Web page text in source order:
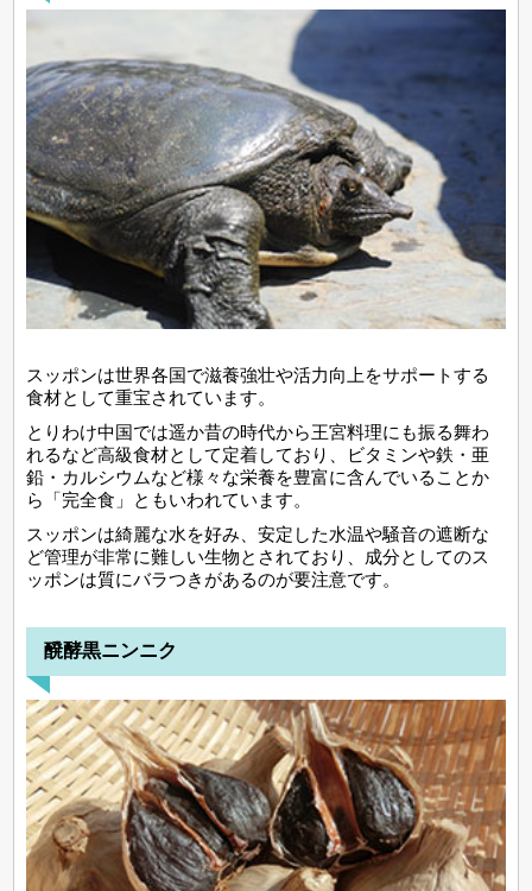
スッポンは世界各国で滋養強壮や活力向上をサポートする
食材として重宝されています。
とりわけ中国では遥か昔の時代から王宮料理にも振る舞わ
れるなど高級食材として定着しており、ビタミンや鉄・亜
鉛・カルシウムなど様々な栄養を豊富に含んでいることか
ら「完全食」ともいわれています。
スッポンは綺麗な水を好み、安定した水温や騒音の遮断な
ど管理が非常に難しい生物とされており、成分としてのス
ッポンは質にバラつきがあるのが要注意です。
醗酵黒ニンニク